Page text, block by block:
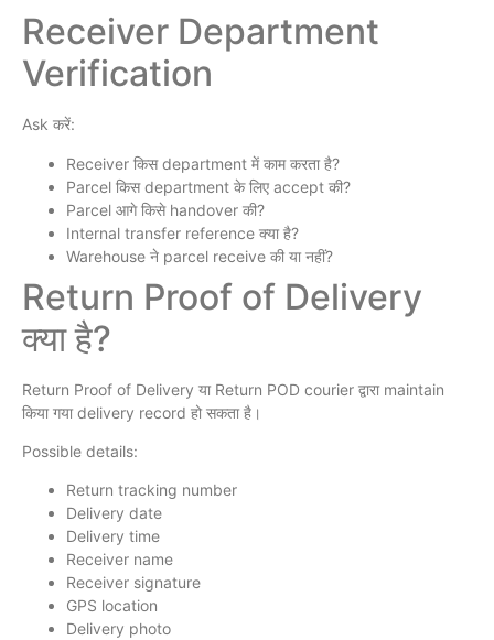
Receiver Department
Verification
Ask करें:
Receiver किस department में काम करता है?
Parcel किस department के लिए accept की?
Parcel आगे किसे handover की?
Internal transfer reference क्या है?
Warehouse ने parcel receive की या नहीं?
Return Proof of Delivery
क्या है?
Return Proof of Delivery या Return POD courier द्वारा maintain
किया गया delivery record हो सकता है।
Possible details:
Return tracking number
Delivery date
Delivery time
Receiver name
Receiver signature
GPS location
Delivery photo